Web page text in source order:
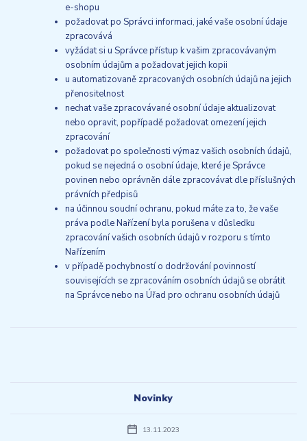
Novinky
13.11.2023
e-shopu
požadovat po Správci informaci, jaké vaše osobní údaje
zpracovává
vyžádat si u Správce přístup k vašim zpracovávaným
osobním údajům a požadovat jejich kopii
u automatizovaně zpracovaných osobních údajů na jejich
přenositelnost
nechat vaše zpracovávané osobní údaje aktualizovat
nebo opravit, popřípadě požadovat omezení jejich
zpracování
požadovat po společnosti výmaz vašich osobních údajů,
pokud se nejedná o osobní údaje, které je Správce
povinen nebo oprávněn dále zpracovávat dle příslušných
právních předpisů
na účinnou soudní ochranu, pokud máte za to, že vaše
práva podle Nařízení byla porušena v důsledku
zpracování vašich osobních údajů v rozporu s tímto
Nařízením
v případě pochybností o dodržování povinností
souvisejících se zpracováním osobních údajů se obrátit
na Správce nebo na Úřad pro ochranu osobních údajů